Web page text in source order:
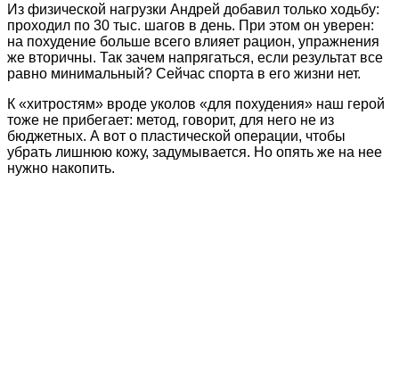
Из физической нагрузки Андрей добавил только ходьбу:
проходил по 30 тыс. шагов в день. При этом он уверен:
на похудение больше всего влияет рацион, упражнения
же вторичны. Так зачем напрягаться, если результат все
равно минимальный? Сейчас спорта в его жизни нет.
К «хитростям» вроде уколов «для похудения» наш герой
тоже не прибегает: метод, говорит, для него не из
бюджетных. А вот о пластической операции, чтобы
убрать лишнюю кожу, задумывается. Но опять же на нее
нужно накопить.